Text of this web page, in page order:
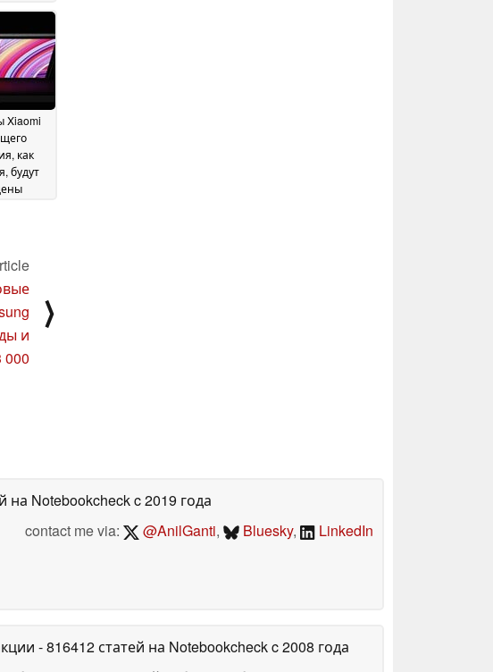
Xiaomi
как
будут
2024
и
000
⟩
на Notebookcheckc 2019 года
contact me via:
@AnilGanti, Bluesky, LinkedIn
- 816412 статей на Notebookcheckc 2008 года